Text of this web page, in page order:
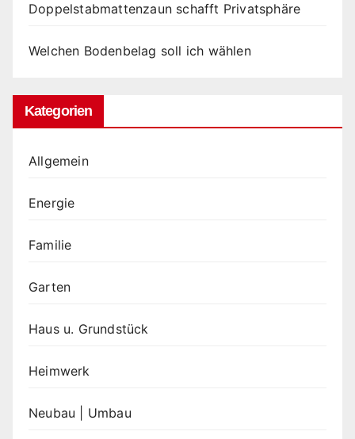
Doppelstabmattenzaun schafft Privatsphäre
Welchen Bodenbelag soll ich wählen
Kategorien
Allgemein
Energie
Familie
Garten
Haus u. Grundstück
Heimwerk
Neubau | Umbau